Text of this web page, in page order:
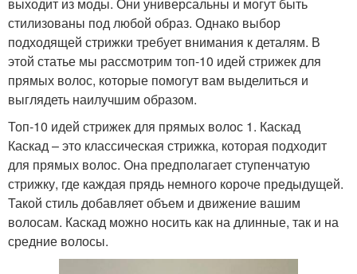
выходит из моды. Они универсальны и могут быть
стилизованы под любой образ. Однако выбор
подходящей стрижки требует внимания к деталям. В
этой статье мы рассмотрим топ-10 идей стрижек для
прямых волос, которые помогут вам выделиться и
выглядеть наилучшим образом.
Топ-10 идей стрижек для прямых волос 1. Каскад
Каскад – это классическая стрижка, которая подходит
для прямых волос. Она предполагает ступенчатую
стрижку, где каждая прядь немного короче предыдущей.
Такой стиль добавляет объем и движение вашим
волосам. Каскад можно носить как на длинные, так и на
средние волосы.